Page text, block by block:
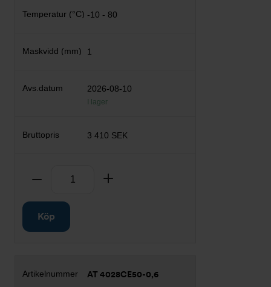
-10 - 80
1
2026-08-10
I lager
3 410 SEK
Ta bort
Köp
AT 4028CE50-0,6